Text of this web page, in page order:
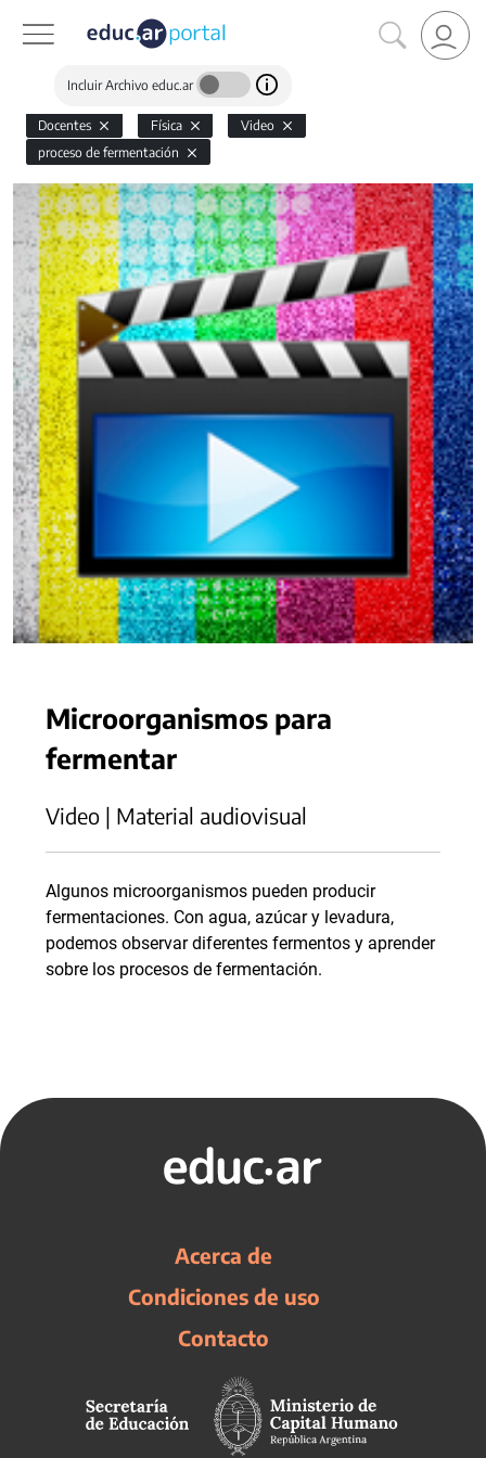
Incluir Archivo educ.ar
Docentes Física
Video
proceso de fermentación
Microorganismos para
fermentar
Video | Material audiovisual
Algunos microorganismos pueden producir
fermentaciones. Con agua, azúcar y levadura,
podemos observar diferentes fermentos y aprender
sobre los procesos de fermentación.
Acerca de
Condiciones de uso
Contacto